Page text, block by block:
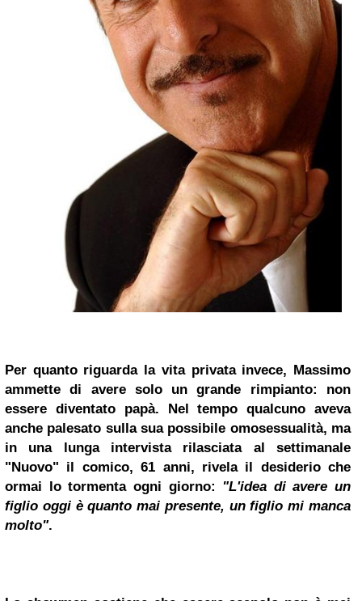
Per quanto riguarda la vita privata invece, Massimo
ammette di avere solo un grande rimpianto: non
essere diventato papà. Nel tempo qualcuno aveva
anche palesato sulla sua possibile omosessualità, ma
in una lunga intervista rilasciata al settimanale
"Nuovo" il comico, 61 anni, rivela il desiderio che
ormai lo tormenta ogni giorno: "L'idea di avere un
figlio oggi è quanto mai presente, un figlio mi manca
molto".